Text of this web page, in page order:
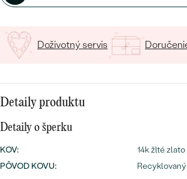
svadobné
obrúčky
DRAHOKAM
ZLATO
PLATINA
S LAB GROWN DIAMANTMI
S PERLAMI
LUXUSNÉ
LUXUSNÉ
Doživotný servis
Detaily produktu
Detaily o šperku
KOV:
14k žlté
PÔVOD KOVU:
Recyklovaný